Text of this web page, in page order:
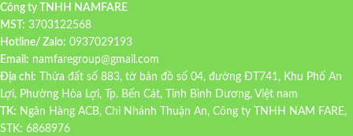
Công ty TNHH NAMFARE
MST: 3703122568
Hotline/ Zalo: 0937029193
Email: namfaregroup@gmail.com
Địa chỉ: Thửa đất số 883, tờ bản đồ số 04, đường ĐT741, Khu Phố An
Lợi, Phường Hòa Lợi, Tp. Bến Cát, Tỉnh Bình Dương, Việt nam
TK: Ngân Hàng ACB, Chi Nhánh Thuận An, Công ty TNHH NAM FARE,
STK: 6868976